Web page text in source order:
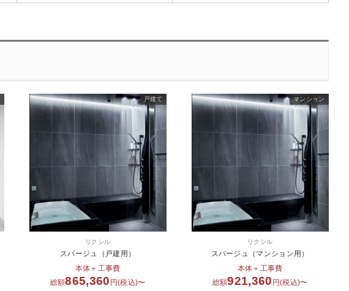
リクシル
スパージュ（戸建用）
本体＋工事費
総額865,360 円(税込)〜
戸建て
リクシル
スパージュ（マンション用）
本体＋工事費
総額921,360 円(税込)〜
マンション